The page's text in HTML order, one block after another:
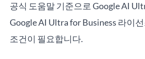
공식 도움말 기준으로 Google AI
Google AI Ultra for Business 라이
조건이 필요합니다.